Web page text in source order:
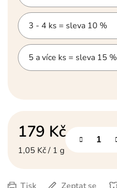
3 - 4 ks = sleva 10 %
5 a více ks = sleva 15 %
179 Kč
Měrná cena:
1,05 Kč / 1 g